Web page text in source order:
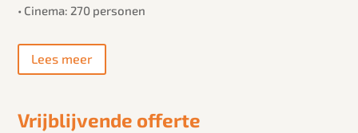
• Cinema: 270 personen
Lees meer
Vrijblijvende offerte